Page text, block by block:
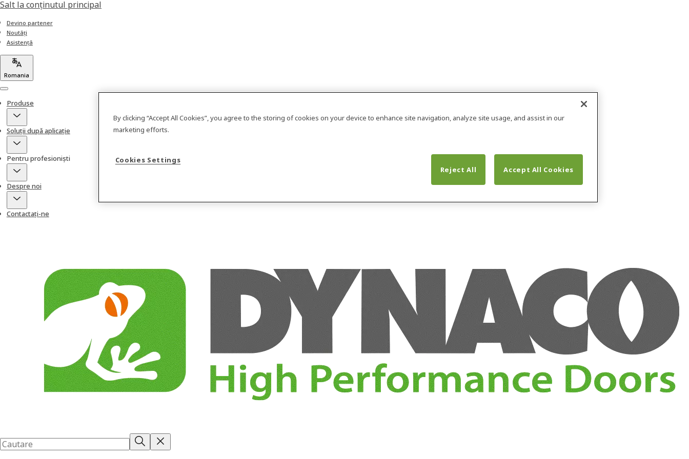
Salt la conţinutul principal
Devino partener
Noutăți
Asistență
Romania
Menu
Produse
Soluții după aplicație
Pentru profesioniști
Despre noi
Contactați-ne
By clicking “Accept All Cookies”, you agree to the storing of cookies on your device to enhance site navigation, analyze site usage, and assist in our
marketing efforts.
Cookies Settings
Reject All
Accept All Cookies